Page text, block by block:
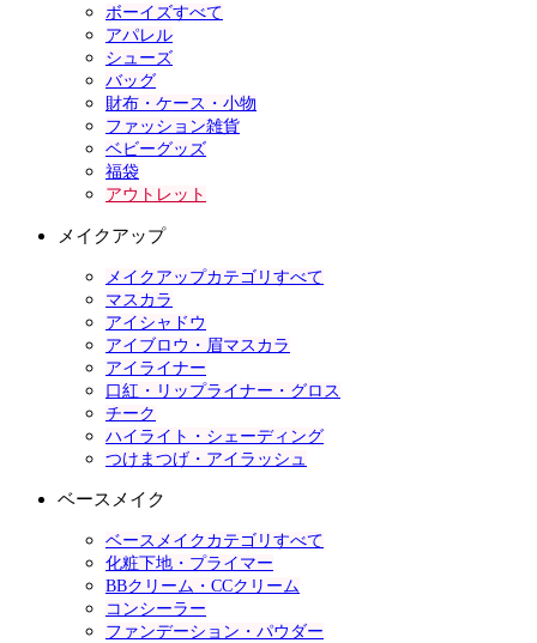
ボーイズすべて
アパレル
シューズ
バッグ
財布・ケース・小物
ファッション雑貨
ベビーグッズ
福袋
アウトレット
メイクアップ
メイクアップカテゴリすべて
マスカラ
アイシャドウ
アイブロウ・眉マスカラ
アイライナー
口紅・リップライナー・グロス
チーク
ハイライト・シェーディング
つけまつげ・アイラッシュ
ベースメイク
ベースメイクカテゴリすべて
化粧下地・プライマー
BBクリーム・CCクリーム
コンシーラー
ファンデーション・パウダー